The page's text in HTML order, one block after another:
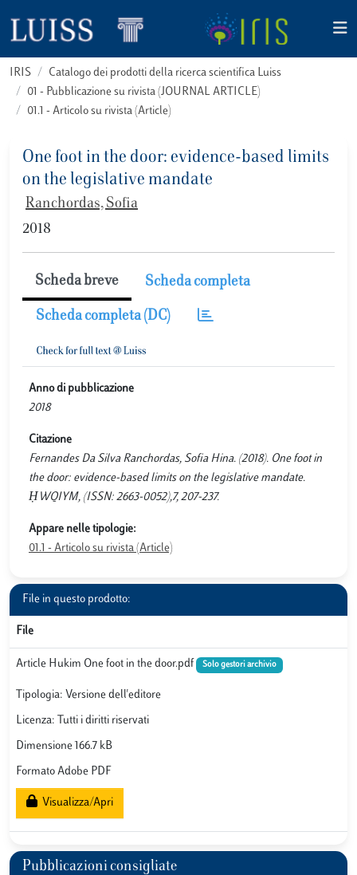
IRIS
Catalogo dei prodotti della ricerca scientifica Luiss
01 - Pubblicazione su rivista (JOURNAL ARTICLE)
01.1 - Articolo su rivista (Article)
One foot in the door: evidence-based limits
on the legislative mandate
Ranchordas, Sofia
2018
Scheda breve Scheda completa
Scheda completa (DC)
Anno di pubblicazione
2018
Citazione
Fernandes Da Silva Ranchordas, Sofia Hina. (2018). One foot in
the door: evidence-based limits on the legislative mandate.
ḤWQIYM, (ISSN: 2663-0052),7, 207-237.
Appare nelle tipologie:
01.1 - Articolo su rivista (Article)
File in questo prodotto:
File
Article Hukim One foot in the door.pdf Solo gestori archivio
Tipologia: Versione dell'editore
Licenza: Tutti i diritti riservati
Dimensione 166.7 kB
Formato Adobe PDF
Visualizza/Apri
Pubblicazioni consigliate